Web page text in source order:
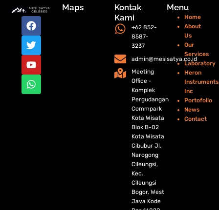
F
a
c
e
b
o
o
k
T
w
i
t
t
e
r
Y
o
u
t
u
b
e
W
h
a
t
s
a
p
p
Maps
Kontak
Kami
+62 852-
8587-
3237
admin@mesisatya.co.id
Meeting
Office -
Komplek
Pergudangan
Commpark
Kota Wisata
Blok B-02
Kota Wisata
Cibubur Jl.
Narogong
Cileungsi,
Kec.
Cileungsi
Bogor, West
Java Kode
Menu
Home
About
Us
Our
Services
Laboratory
Heron
Inc
Portofolio
News
Contact